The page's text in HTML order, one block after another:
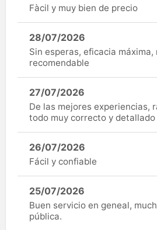
Fàcil y muy bien de precio
28/07/2026
Sin esperas, eficacia máxima,
recomendable
27/07/2026
De las mejores experiencias,
todo muy correcto y detallado
26/07/2026
Fácil y confiable
25/07/2026
Buen servicio en geneal,
pública.